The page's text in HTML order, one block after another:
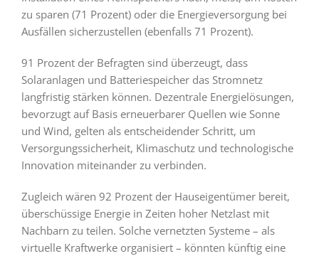
zu sparen (71 Prozent) oder die Energieversorgung bei
Ausfällen sicherzustellen (ebenfalls 71 Prozent).
91 Prozent der Befragten sind überzeugt, dass
Solaranlagen und Batteriespeicher das Stromnetz
langfristig stärken können. Dezentrale Energielösungen,
bevorzugt auf Basis erneuerbarer Quellen wie Sonne
und Wind, gelten als entscheidender Schritt, um
Versorgungssicherheit, Klimaschutz und technologische
Innovation miteinander zu verbinden.
Zugleich wären 92 Prozent der Hauseigentümer bereit,
überschüssige Energie in Zeiten hoher Netzlast mit
Nachbarn zu teilen. Solche vernetzten Systeme – als
virtuelle Kraftwerke organisiert – könnten künftig eine